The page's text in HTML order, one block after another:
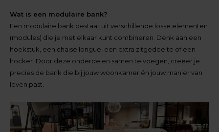
Wat is een modulaire bank?
Een modulaire bank bestaat uit verschillende losse elementen
(modules) die je met elkaar kunt combineren. Denk aan een
hoekstuk, een chaise longue, een extra zitgedeelte of een
hocker. Door deze onderdelen samen te voegen, creëer je
precies de bank die bij jouw woonkamer én jouw manier van
leven past.